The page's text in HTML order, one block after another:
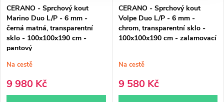
CERANO - Sprchový kout
Marino Duo L/P - 6 mm -
černá matná, transparentní
sklo - 100x100x190 cm -
pantový
Na cestě
9 980 Kč
CERANO - Sprchový kout
Volpe Duo L/P - 6 mm -
chrom, transparentní sklo -
100x100x190 cm - zalamovací
Na cestě
9 580 Kč